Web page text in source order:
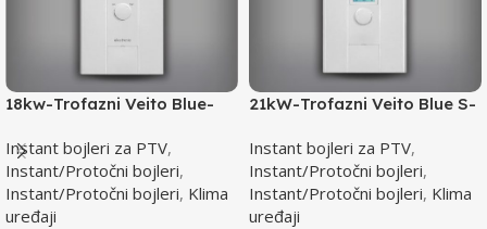
18kw-Trofazni Veito Blue-
Instant bojleri za PTV,
Instant/Protočni bojleri,
Instant/Protočni bojleri, Klima
uređaji
21kW-Trofazni Veito Blue S-
Instant bojleri za PTV,
Instant/Protočni bojleri,
Instant/Protočni bojleri, Klima
uređaji